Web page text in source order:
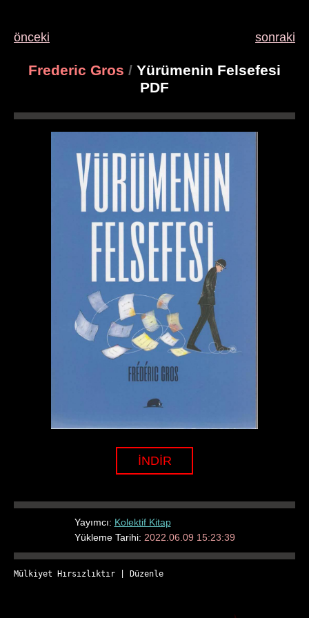
önceki sonraki
Frederic Gros / Yürümenin Felsefesi
PDF
İNDİR
Yayımcı: Kolektif Kitap
Yükleme Tarihi: 2022.06.09 15:23:39
Mülkiyet Hırsızlıktır Düzenle